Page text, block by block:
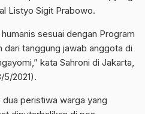
Listyo Sigit Prabowo.
sesuai dengan Program
dari tanggung jawab anggota di
kata Sahroni di Jakarta,
5/2021).
peristiwa warga yang